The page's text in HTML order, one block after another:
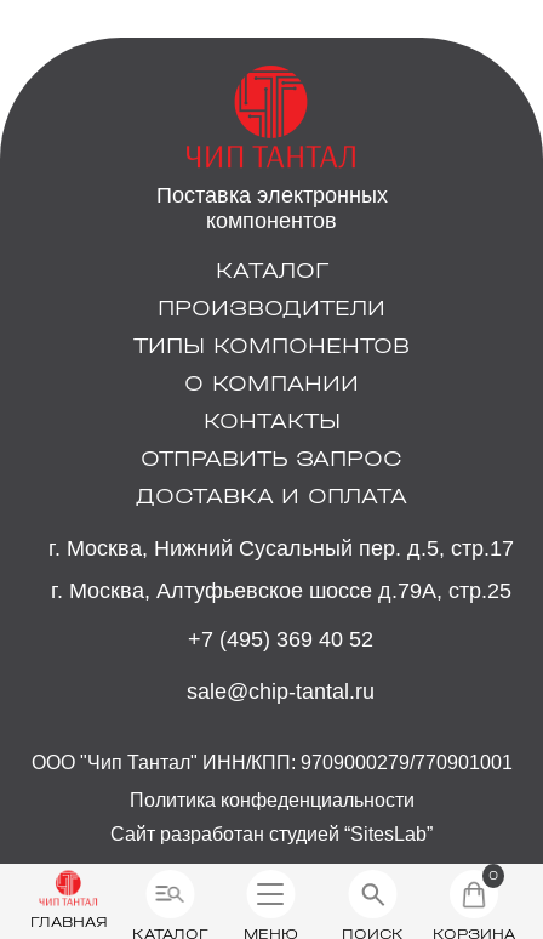
Поставка электронных
компонентов
КАТАЛОГ
ПРОИЗВОДИТЕЛИ
ТИПЫ КОМПОНЕНТОВ
О КОМПАНИИ
КОНТАКТЫ
ОТПРАВИТЬ ЗАПРОС
ДОСТАВКА И ОПЛАТА
г. Москва, Нижний Сусальный пер. д.5, стр.17
г. Москва, Алтуфьевское шоссе д.79А, стр.25
+7 (495) 369 40 52
sale@chip-tantal.ru
ООО "Чип Тантал" ИНН/КПП: 9709000279/770901001
Политика конфеденциальности
Сайт разработан студией “SitesLab”
ГЛАВНАЯ
КАТАЛОГ МЕНЮ ПОИСК
0
КОРЗИНА